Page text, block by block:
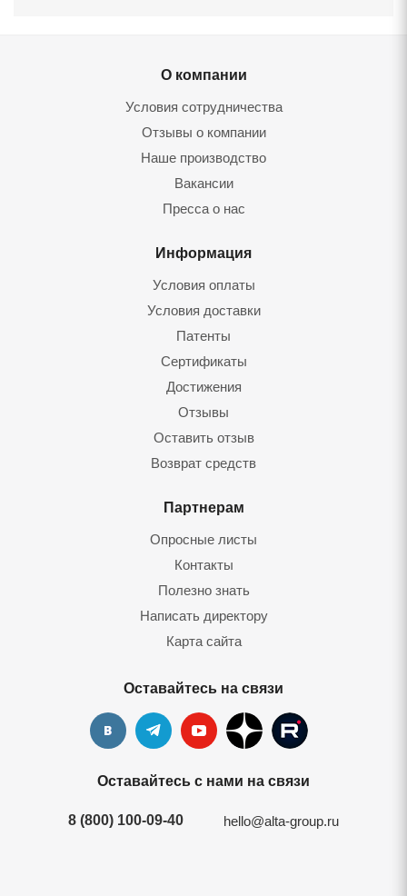
О компании
Условия сотрудничества
Отзывы о компании
Наше производство
Вакансии
Пресса о нас
Информация
Условия оплаты
Условия доставки
Патенты
Сертификаты
Достижения
Отзывы
Оставить отзыв
Возврат средств
Партнерам
Опросные листы
Контакты
Полезно знать
Написать директору
Карта сайта
Оставайтесь на связи
Оставайтесь с нами на связи
8 (800) 100-09-40 hello@alta-group.ru